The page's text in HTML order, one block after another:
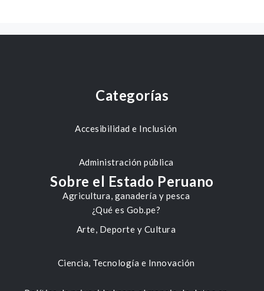
Categorías
Accesibilidad e Inclusión
Administración pública
Agricultura, ganadería y pesca
Arte, Deporte y Cultura
Ciencia, Tecnología e Innovación
Sobre el Estado Peruano
¿Qué es Gob.pe?